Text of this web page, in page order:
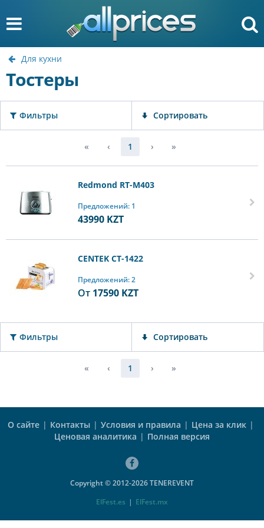
Для кухни
Тостеры
Фильтры Сортировать
« ‹ 1 › »
Redmond RT-M403
Предложений: 1
43990 KZT
CENTEK CT-1422
Предложений: 2
От 17590 KZT
Фильтры Сортировать
« ‹ 1 › »
О сайте | Контакты | Условия и правила | Цена за клик |
Ценовая аналитика | Полная версия
Copyright © 2012-2026 TENEREVENT
ElFest.es | ElFest.mx